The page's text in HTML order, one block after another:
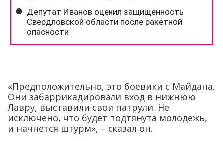
«Предположительно, это боевики с Майдана.
Они забаррикадировали вход в нижнюю
Лавру, выставили свои патрули. Не
исключено, что будет подтянута молодежь,
и начнется штурм», – сказал он.